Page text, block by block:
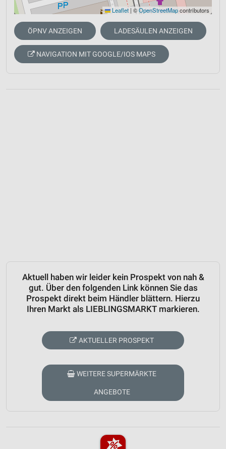
Leaflet | ©OpenStreetMapcontributors
ÖPNV ANZEIGEN LADESÄULEN ANZEIGEN
NAVIGATION MIT GOOGLE/IOS MAPS
Aktuell haben wir leider kein Prospekt von nah &
gut. Über den folgenden Link können Sie das
Prospekt direkt beim Händler blättern. Hierzu
Ihren Markt als LIEBLINGSMARKT markieren.
AKTUELLER PROSPEKT
WEITERE SUPERMÄRKTE
ANGEBOTE